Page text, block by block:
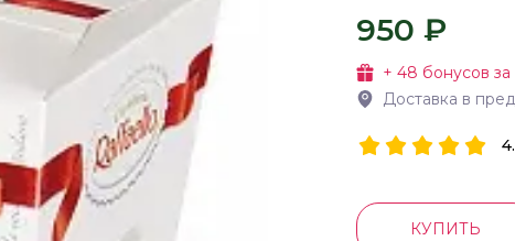
950 ₽
+ 48 бонусов
Доставка в
КУПИТЬ